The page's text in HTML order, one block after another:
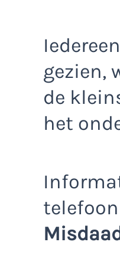
gezien,
de
het